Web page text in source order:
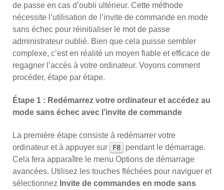
de passe en cas d’oubli ultérieur. Cette méthode
nécessite l’utilisation de l’invite de commande en mode
sans échec pour réinitialiser le mot de passe
administrateur oublié. Bien que cela puisse sembler
complexe, c’est en réalité un moyen fiable et efficace de
regagner l’accès à votre ordinateur. Voyons comment
procéder, étape par étape.
Étape 1 : Redémarrez votre ordinateur et accédez au
mode sans échec avec l’invite de commande
La première étape consiste à redémarrer votre
ordinateur et à appuyer sur
F8
pendant le démarrage.
Cela fera apparaître le menu Options de démarrage
avancées. Utilisez les touches fléchées pour naviguer et
sélectionnez Invite de commandes en mode sans